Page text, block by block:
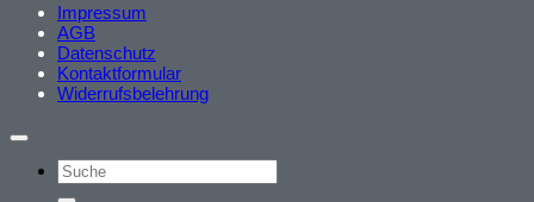
Impressum
AGB
Datenschutz
Kontaktformular
Widerrufsbelehrung